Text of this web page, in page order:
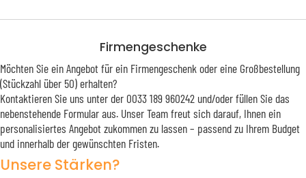
Firmengeschenke
Möchten Sie ein Angebot für ein Firmengeschenk oder eine Großbestellung
(Stückzahl über 50) erhalten?
Kontaktieren Sie uns unter der 0033 189 960242 und/oder füllen Sie das
nebenstehende Formular aus. Unser Team freut sich darauf, Ihnen ein
personalisiertes Angebot zukommen zu lassen – passend zu Ihrem Budget
und innerhalb der gewünschten Fristen.
Unsere Stärken?